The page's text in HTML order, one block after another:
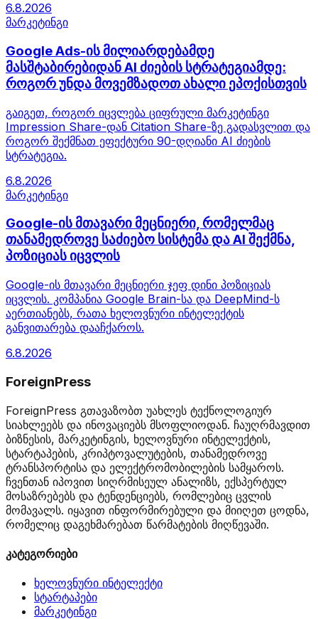
6.8.2026
მარკეტინგი
Google Ads-ის მილიარდებამდე
მასშტაბირებიდან AI ძიების სტრატეგიამდე:
როგორ უნდა მოვემზადოთ ახალი ეპოქისთვის
გაიგეთ, როგორ იცვლება ციფრული მარკეტინგი
Impression Share-დან Citation Share-ზე გადასვლით და
როგორ შექმნათ ეფექტური 90-დღიანი AI ძიების
სტრატეგია.
6.8.2026
მარკეტინგი
Google-ის მთავარი მეცნიერი, რომელმაც
თანამედროვე საძიებო სისტემა და AI შექმნა,
პოზიციას იცვლის
Google-ის მთავარი მეცნიერი ჯეფ დინი პოზიციას
იცვლის. კომპანია Google Brain-სა და DeepMind-ს
აერთიანებს, რათა ხელოვნური ინტელექტის
განვითარება დააჩქაროს.
6.8.2026
ForeignPress
ForeignPress გთავაზობთ უახლეს ტექნოლოგიურ
სიახლეებს და ინოვაციებს მსოფლიოდან. ჩაუღრმავდით
ბიზნესის, მარკეტინგის, ხელოვნური ინტელექტის,
სტარტაპების, კრიპტოვალუტების, თანამედროვე
ტრანსპორტისა და ელექტრომობილების სამყაროს.
ჩვენთან იპოვით სიღრმისეულ ანალიზს, ექსპერტულ
მოსაზრებებს და ტენდენციებს, რომლებიც ცვლის
მომავალს. იყავით ინფორმირებული და მიიღეთ ცოდნა,
რომელიც დაგეხმარებათ წარმატების მიღწევაში.
კატეგორიები
ხელოვნური ინტელექტი
სტარტაპები
მარკეტინგი